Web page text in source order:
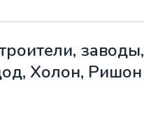
Холон, Ришон